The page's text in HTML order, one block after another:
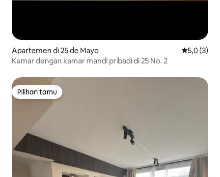
Apartemen di 25 de Mayo Nilai rata-
5,0 (3)
Kamar dengan kamar mandi pribadi di 25 No. 2
Pilihan tamu
Pilihan tamu